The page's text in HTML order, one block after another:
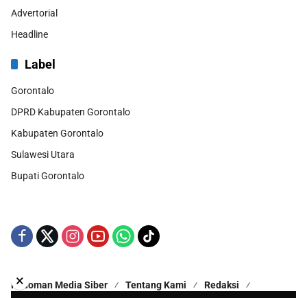
Advertorial
Headline
Label
Gorontalo
DPRD Kabupaten Gorontalo
Kabupaten Gorontalo
Sulawesi Utara
Bupati Gorontalo
Pedoman Media Siber Tentang Kami
Redaksi
×